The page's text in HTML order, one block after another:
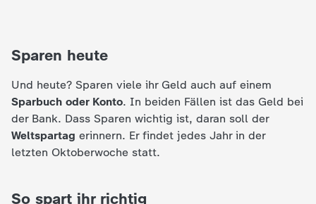
c
h
Sparen heute
Und heute? Sparen viele ihr Geld auch auf einem
Sparbuch oder Konto. In beiden Fällen ist das Geld bei
der Bank. Dass Sparen wichtig ist, daran soll der
Weltspartag erinnern. Er findet jedes Jahr in der
letzten Oktoberwoche statt.
So spart ihr richtig